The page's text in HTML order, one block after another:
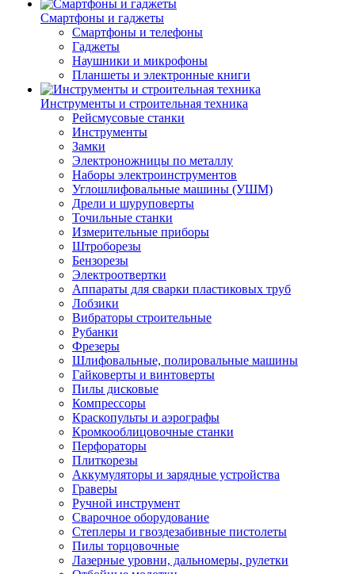
Смартфоны и гаджеты
Смартфоны и телефоны
Гаджеты
Наушники и микрофоны
Планшеты и электронные книги
Инструменты и строительная техника
Рейсмусовые станки
Инструменты
Замки
Электроножницы по металлу
Наборы электроинструментов
Углошлифовальные машины (УШМ)
Дрели и шуруповерты
Точильные станки
Измерительные приборы
Штроборезы
Бензорезы
Электроотвертки
Аппараты для сварки пластиковых труб
Лобзики
Вибраторы строительные
Рубанки
Фрезеры
Шлифовальные, полировальные машины
Гайковерты и винтоверты
Пилы дисковые
Компрессоры
Краскопульты и аэрографы
Кромкооблицовочные станки
Перфораторы
Плиткорезы
Аккумуляторы и зарядные устройства
Граверы
Ручной инструмент
Сварочное оборудование
Степлеры и гвоздезабивные пистолеты
Пилы торцовочные
Лазерные уровни, дальномеры, рулетки